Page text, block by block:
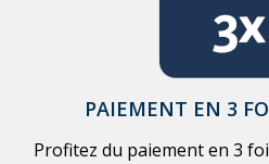
PAIEMENT EN 3
Profitez du paiement en 3